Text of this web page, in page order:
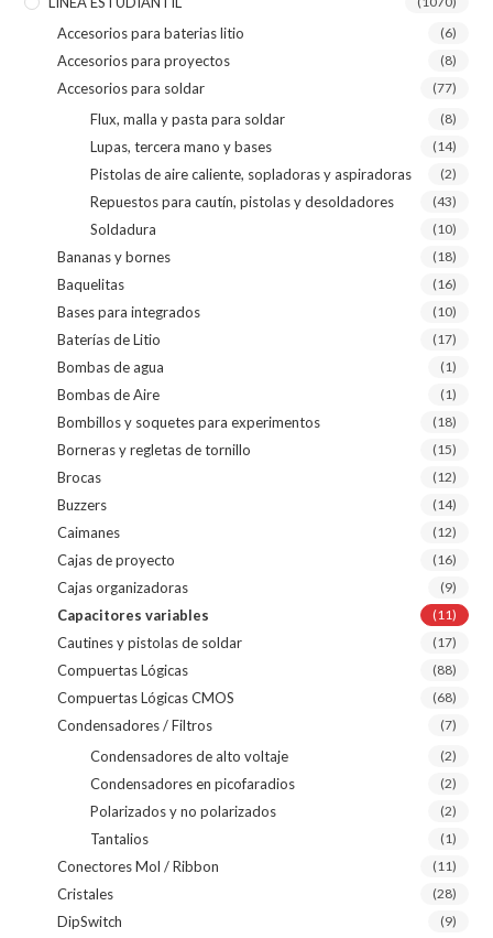
Accesorios para baterias litio (6)
Accesorios para proyectos (8)
Accesorios para soldar (77)
Flux, malla y pasta para soldar (8)
Lupas, tercera mano y bases (14)
Pistolas de aire caliente, sopladoras y aspiradoras (2)
Repuestos para cautín, pistolas y desoldadores (43)
Soldadura (10)
Bananas y bornes (18)
Baquelitas (16)
Bases para integrados (10)
Baterías de Litio (17)
Bombas de agua (1)
Bombas de Aire (1)
Bombillos y soquetes para experimentos (18)
Borneras y regletas de tornillo (15)
Brocas (12)
Buzzers (14)
Caimanes (12)
Cajas de proyecto (16)
Cajas organizadoras (9)
Capacitores variables (11)
Cautines y pistolas de soldar (17)
Compuertas Lógicas (88)
Compuertas Lógicas CMOS (68)
Condensadores / Filtros (7)
Condensadores de alto voltaje (2)
Condensadores en picofaradios (2)
Polarizados y no polarizados (2)
Tantalios (1)
Conectores Mol / Ribbon (11)
Cristales (28)
DipSwitch (9)